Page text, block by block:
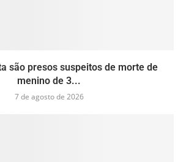
são presos suspeitos de morte de
menino de 3...
7 de agosto de 2026